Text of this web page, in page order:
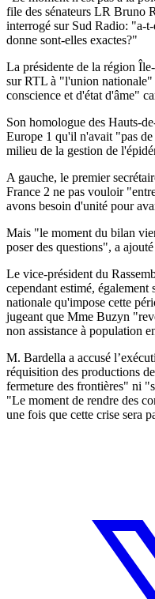
file des sénateurs LR Bruno
interrogé sur Sud Radio: "a-
donne sont-elles exactes?"
La présidente de la région
sur RTL à "l'union nationale"
conscience et d'état d'âme"
Son homologue des Hauts-
Europe 1 qu'il n'avait "pas de
milieu de la gestion de
A gauche, le premier
France 2 ne pas vouloir
avons besoin d'unité pour
Mais "le moment du bilan
poser des questions", a
Le vice-président du
cependant estimé,
nationale qu'impose cette
jugeant que Mme Buzyn
non assistance à population
M. Bardella a accusé
réquisition des productions
fermeture des frontières" ni
"Le moment de rendre des
une fois que cette crise sera